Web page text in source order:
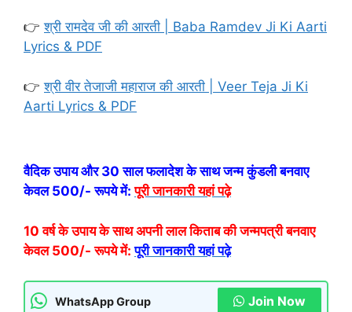
👉श्री रामदेव जी की आरती | Baba Ramdev Ji Ki Aarti
Lyrics & PDF
👉श्री वीर तेजाजी महाराज की आरती | Veer Teja Ji Ki
Aarti Lyrics & PDF
वैदिक उपाय और 30 साल फलादेश के साथ जन्म कुंडली बनवाए
केवल 500/- रूपये में: पूरी जानकारी यहां पढ़े
10 वर्ष के उपाय के साथ अपनी लाल किताब की जन्मपत्री बनवाए
केवल 500/- रूपये में: पूरी जानकारी यहां पढ़े
WhatsApp Group Join Now